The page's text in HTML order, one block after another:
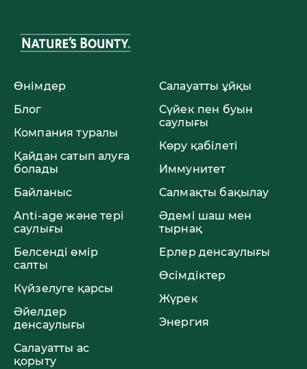
Өнімдер
Блог
Компания туралы
Қайдан сатып алуға
болады
Байланыс
Anti-age және тері
саулығы
Белсенді өмір
салты
Күйзелуге қарсы
Әйелдер
денсаулығы
Салауатты ас
қорыту
Салауатты ұйқы
Сүйек пен буын
саулығы
Көру қабілеті
Иммунитет
Салмақты бақылау
Әдемі шаш мен
тырнақ
Ерлер денсаулығы
Өсімдіктер
Жүрек
Энергия